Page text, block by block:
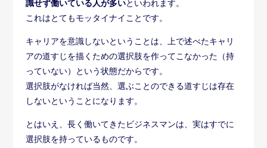
識せず働いている人が多いといわれます。
これはとてもモッタイナイことです。
キャリアを意識しないということは、上で述べたキャリ
アの道すじを描くための選択肢を作ってこなかった（持
っていない）という状態だからです。
選択肢がなければ当然、選ぶことのできる道すじは存在
しないということになります。
とはいえ、長く働いてきたビジネスマンは、実はすでに
選択肢を持っているものです。